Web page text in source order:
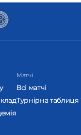
Матчі
Всі матчі
Турнірна